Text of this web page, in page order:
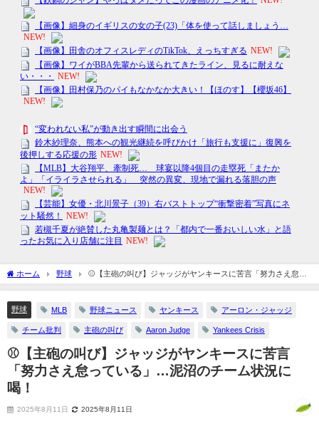
ホーム 野球
⚾【主砲の叫び】ジャッジがヤンキースに苦言「努力さえ怠っ
ている」…泥沼のチーム状況に喝！
野球 MLB 野球ニュース ヤンキース アーロン・ジャッジ
チーム批判 主砲の叫び Aaron Judge Yankees Crisis
⚾【主砲の叫び】ジャッジがヤンキースに苦言
「努力さえ怠っている」…泥沼のチーム状況に
喝！
2025年8月11日 2025年8月11日